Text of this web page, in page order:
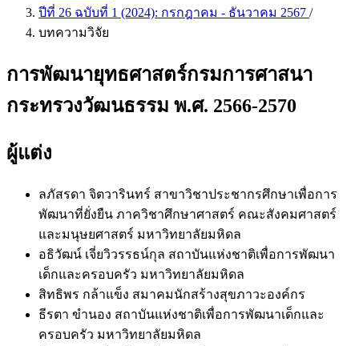
ปีที่ 26 ฉบับที่ 1 (2024): กรกฎาคม - ธันวาคม 2567 /
บทความวิจัย
การพัฒนายุทธศาสตร์กรมการศาสนา
กระทรวงวัฒนธรรม พ.ศ. 2566-2570
ผู้แต่ง
ลภัสรดา จิตวารินทร์ สาขาวิชาประชากรศึกษาเพื่อการ
พัฒนาที่ยั่งยืน ภาควิชาศึกษาศาสตร์ คณะสังคมศาสตร์
และมนุษยศาสตร์ มหาวิทยาลัยมหิดล
อธิวัฒน์ เจี่ยวิวรรธน์กุล สถาบันแห่งชาติเพื่อการพัฒนา
เด็กและครอบครัว มหาวิทยาลัยมหิดล
สิทธิพร กล้าแข็ง สมาคมนักสร้างสุขภาวะองค์กร
ธีรตา ขำนอง สถาบันแห่งชาติเพื่อการพัฒนาเด็กและ
ครอบครัว มหาวิทยาลัยมหิดล